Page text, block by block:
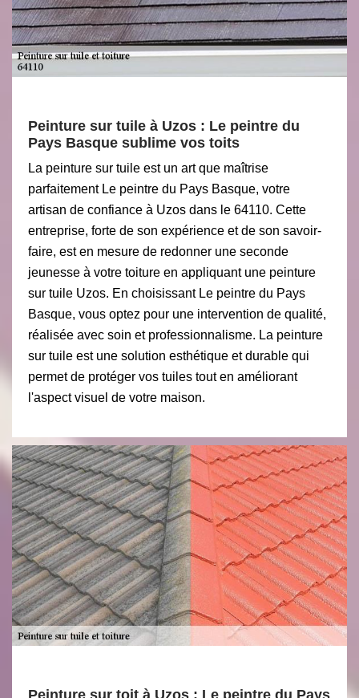
Peinture sur tuile à Uzos : Le peintre du
Pays Basque sublime vos toits
La peinture sur tuile est un art que maîtrise
parfaitement Le peintre du Pays Basque, votre
artisan de confiance à Uzos dans le 64110. Cette
entreprise, forte de son expérience et de son savoir-
faire, est en mesure de redonner une seconde
jeunesse à votre toiture en appliquant une peinture
sur tuile Uzos. En choisissant Le peintre du Pays
Basque, vous optez pour une intervention de qualité,
réalisée avec soin et professionnalisme. La peinture
sur tuile est une solution esthétique et durable qui
permet de protéger vos tuiles tout en améliorant
l'aspect visuel de votre maison.
Peinture sur toit à Uzos : Le peintre du Pays